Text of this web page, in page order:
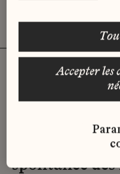
Vous n'avez
qui
Envoyez-
spontanée
accepter les cookies strictement